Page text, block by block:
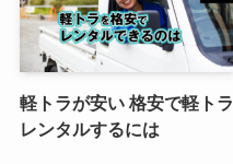
軽トラが安い 格安で軽トラ
レンタルするには